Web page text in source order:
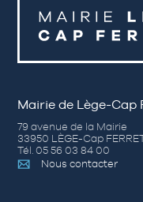
Mairie de Lège-Cap
79 avenue de la Mairie
33950 LÈGE-Cap
Tél. 05 56 03 84 00
Nous contacter